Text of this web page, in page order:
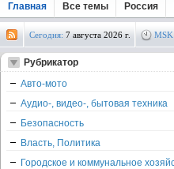
Главная Все темы Россия
Сегодня: 7 августа 2026 г. MSK
Рубрикатор
Авто-мото
Аудио-, видео-, бытовая техника
Безопасность
Власть, Политика
Городское и коммунальное